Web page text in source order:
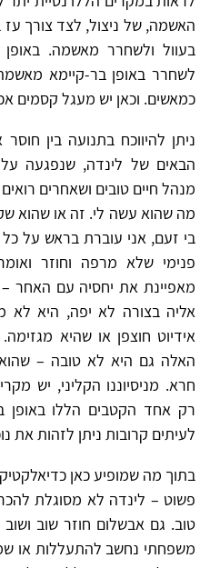
האשמה, של ניצול, לצד צורך עז
בעוול ולשחרר מאשמה.
לשחרר באופן בר-קיימא
כמאשים. וכאן יש מעגל קסמים
ניתן להיווכח בתנועה בין
הבאים של לינדה, שנפגעה
מנהל חיים טובים ושאחרים
מה שהוא עשה לי. זה או שהוא
בי זעם, אני עוברת בראש על
פנימי שלא מרפה וחוזר
מאפיינת את יחסיה עם האחר
אליה בצורה לא יפה, היא לא
אידיוט חוצפן או שהיא
האלה גם היא לא טובה –
חרא. מניסיוננו הקליני, יש
רק אחד הקטבים הללו באופן
לעיתים קרובות ניתן לזהות את
בתוך מה שמופיע כאן
פשוט – לינדה לא מסוגלת
טוב. גם אבשלום חוזר שוב
משפחתי נחשב להתעללות או